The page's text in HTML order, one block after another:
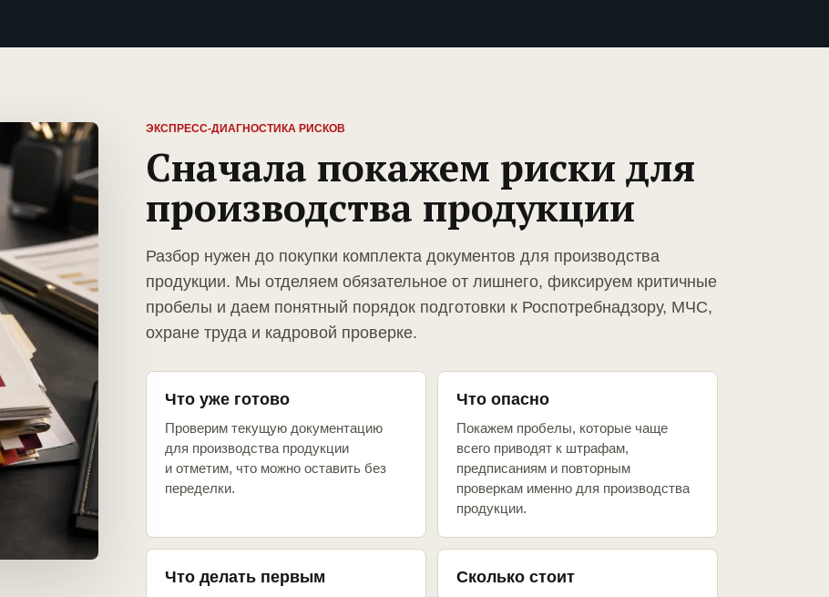
ЭКСПРЕСС-ДИАГНОСТИКА РИСКОВ
Сначала покажем риски для
производства продукции
Разбор нужен до покупки комплекта документов для производства
продукции. Мы отделяем обязательное от лишнего, фиксируем критичные
пробелы и даем понятный порядок подготовки к Роспотребнадзору, МЧС,
охране труда и кадровой проверке.
Что уже готово
Проверим текущую документацию
для производства продукции
и отметим, что можно оставить без
переделки.
Что опасно
Покажем пробелы, которые чаще
всего приводят к штрафам,
предписаниям и повторным
проверкам именно для производства
продукции.
Что делать первым Сколько стоит